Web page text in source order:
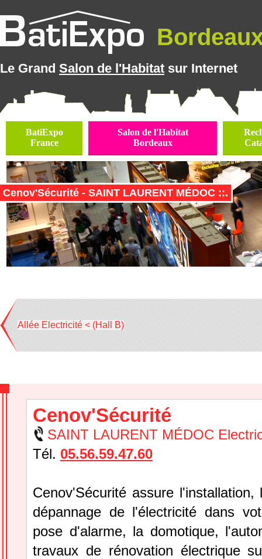
Le Grand Salon de l'Habitat sur Internet
BatiExpo
France
Salon de l'Habitat
Bordeaux
Cenov'Sécurité - SAINT LAURENT MÉDOC ::.
Allée Electricité < (Hall B)
Cenov'Sécurité
SAINT LAURENT MÉDOC
Tél. 05.56.59.47.60
Cenov'Sécurité assure
dépannage de l'électricité dans
pose d'alarme, la domotique,
travaux de rénovation électrique